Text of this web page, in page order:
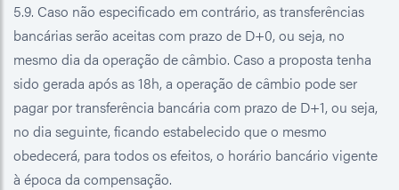
5.9. Caso não especificado em contrário, as transferências
bancárias serão aceitas com prazo de D+0, ou seja, no
mesmo dia da operação de câmbio. Caso a proposta tenha
sido gerada após as 18h, a operação de câmbio pode ser
pagar por transferência bancária com prazo de D+1, ou seja,
no dia seguinte, ficando estabelecido que o mesmo
obedecerá, para todos os efeitos, o horário bancário vigente
à época da compensação.